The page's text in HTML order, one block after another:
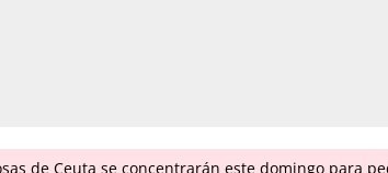
de Ceuta se concentrarán este domingo para